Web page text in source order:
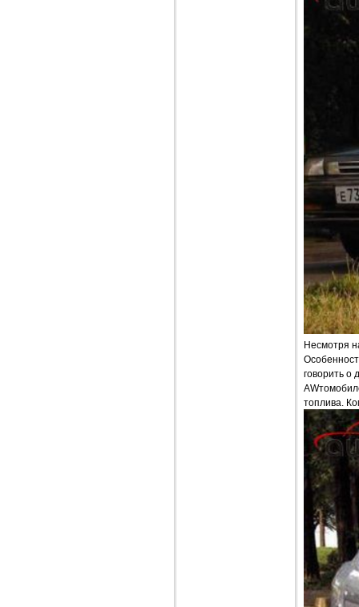
Несмотря
говорить о
топлива.